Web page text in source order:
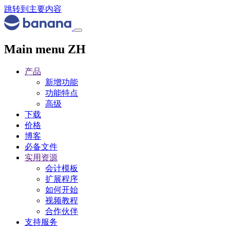
跳转到主要内容
Main menu ZH
产品
新增功能
功能特点
高级
下载
价格
博客
必备文件
实用资源
会计模板
扩展程序
如何开始
视频教程
合作伙伴
支持服务